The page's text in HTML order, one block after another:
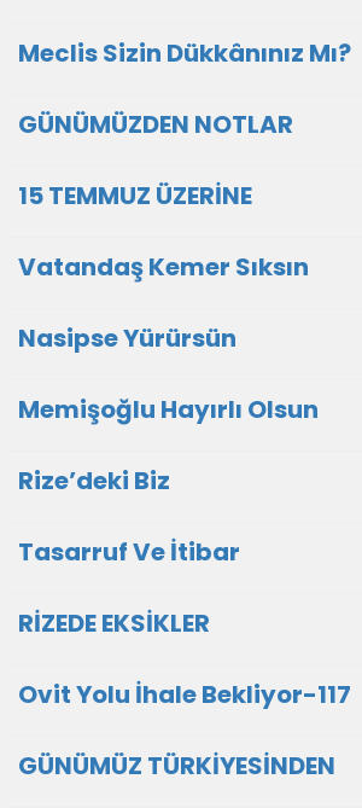
Meclis Sizin Dükkânınız Mı?
GÜNÜMÜZDEN NOTLAR
15 TEMMUZ ÜZERİNE
Vatandaş Kemer Sıksın
Nasipse Yürürsün
Memişoğlu Hayırlı Olsun
Rize’deki Biz
Tasarruf Ve İtibar
RİZEDE EKSİKLER
Ovit Yolu İhale Bekliyor-117
GÜNÜMÜZ TÜRKİYESİNDEN